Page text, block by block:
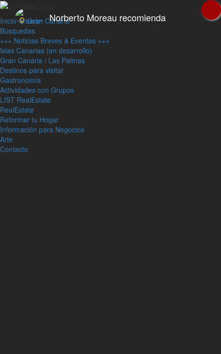
Norberto Moreau recomienda
Inicio
Gran Canaria
Búsquedas
+++ Noticias Breves & Eventos +++
Islas Canarias (en desarrollo)
Gran Canaria / Las Palmas
Destinos para visitar
Gastronomía
Actividades con Grupos
LIST RealEstate
RealEstate
Reformar tu Hogar
Información para Negocios
Arte
Contacto